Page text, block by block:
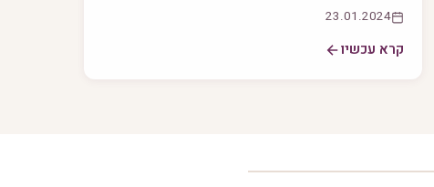
23.01.2024
קרא עכשיו